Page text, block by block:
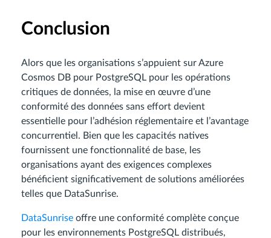
Conclusion
Alors que les organisations s’appuient sur Azure
Cosmos DB pour PostgreSQL pour les opérations
critiques de données, la mise en œuvre d’une
conformité des données sans effort devient
essentielle pour l’adhésion réglementaire et l’avantage
concurrentiel. Bien que les capacités natives
fournissent une fonctionnalité de base, les
organisations ayant des exigences complexes
bénéficient significativement de solutions améliorées
telles que DataSunrise.
DataSunrise offre une conformité complète conçue
pour les environnements PostgreSQL distribués,